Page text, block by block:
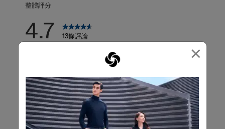
×
整體評分
4.7 13條評論
撰寫評論
新增評論將需要有效的電子郵件以進行驗證
客戶圖片和影片